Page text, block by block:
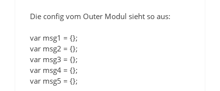
Die config vom Outer Modul sieht so aus:
var msg1 = {};
var msg2 = {};
var msg3 = {};
var msg4 = {};
var msg5 = {};